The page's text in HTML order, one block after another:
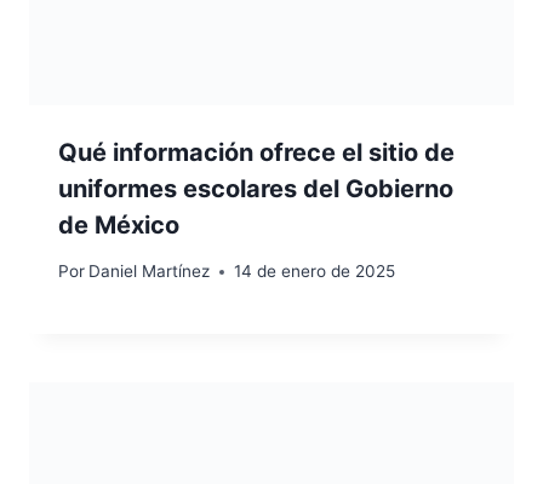
Qué información ofrece el sitio de
uniformes escolares del Gobierno
de México
Por Daniel Martínez 14 de enero de 2025